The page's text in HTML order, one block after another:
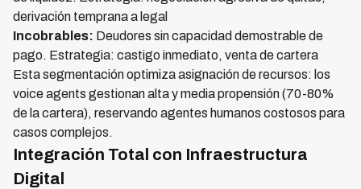
derivación temprana a legal
Incobrables: Deudores sin capacidad demostrable de
pago. Estrategia: castigo inmediato, venta de cartera
Esta segmentación optimiza asignación de recursos: los
voice agents gestionan alta y media propensión (70-80%
de la cartera), reservando agentes humanos costosos para
casos complejos.
Integración Total con Infraestructura
Digital